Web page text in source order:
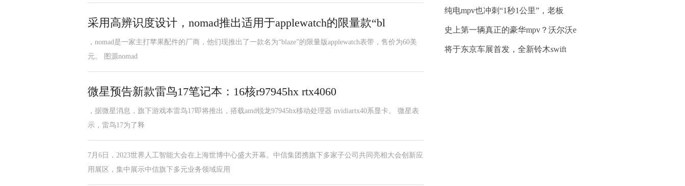
采用高辨识度设计，nomad推出适用于applewatch的限量款“bl
，nomad是一家主打苹果配件的厂商，他们现推出了一款名为“blaze”的限量版applewatch表带，售价为60美
元。 图源nomad
微星预告新款雷鸟17笔记本：16核r97945hx rtx4060
，据微星消息，旗下游戏本雷鸟17即将推出，搭载amd锐龙97945hx移动处理器 nvidiartx40系显卡。 微星表
示，雷鸟17为了释
7月6日，2023世界人工智能大会在上海世博中心盛大开幕。中信集团携旗下多家子公司共同亮相大会创新应
用展区，集中展示中信旗下多元业务领域应用
纯电mpv也冲刺“1秒1公里”，老板
史上第一辆真正的豪华mpv？沃尔沃e
将于东京车展首发，全新铃木swift